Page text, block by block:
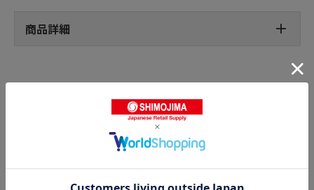
商品詳細
油こしの人気商品との比較